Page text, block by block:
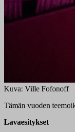
Kuva: Ville Fofonoff
Tämän vuoden
Lavaesitykset